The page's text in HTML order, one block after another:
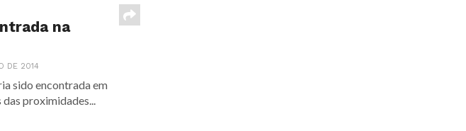
na
DE 2014
sido encontrada em
proximidades...